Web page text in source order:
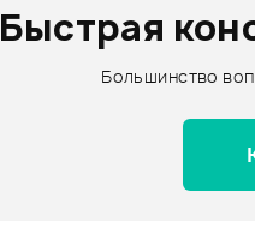
Быстрая
Большинство